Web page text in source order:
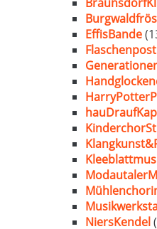
EffisBande
Flaschenpost
NiersKendel